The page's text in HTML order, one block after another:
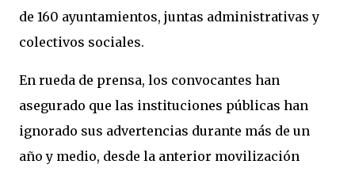
de 160 ayuntamientos, juntas administrativas y
colectivos sociales.
En rueda de prensa, los convocantes han
asegurado que las instituciones públicas han
ignorado sus advertencias durante más de un
año y medio, desde la anterior movilización